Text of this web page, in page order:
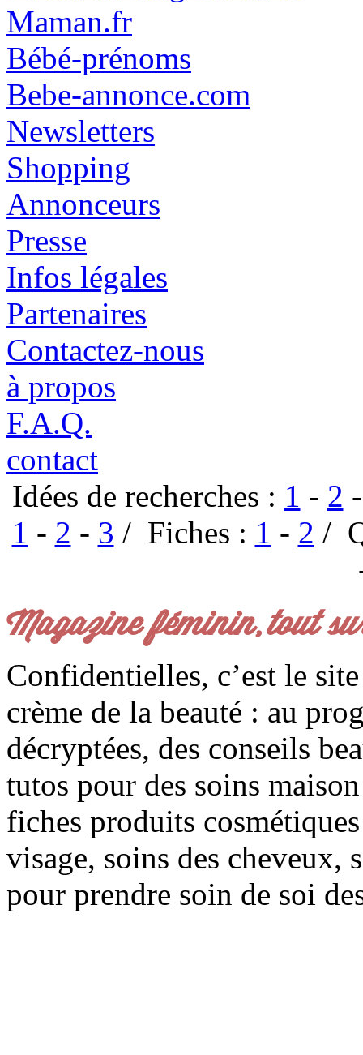
Maman.fr
Bébé-prénoms
Bebe-annonce.com
Newsletters
Shopping
Annonceurs
Presse
Infos légales
Partenaires
Contactez-nous
à propos
F.A.Q.
contact
Idées de recherches : 1 - 2
1 - 2 - 3 / Fiches : 1 - 2 /
Magazine féminin, tout
Confidentielles, c’est le
crème de la beauté : au
décryptées, des conseils
tutos pour des soins
fiches produits
visage, soins des cheveux,
pour prendre soin de soi